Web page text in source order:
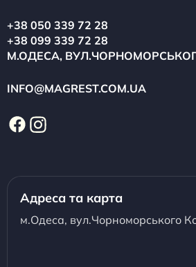
+38 050 339 72 28
+38 099 339 72 28
М.ОДЕСА,
INFO@MAGREST.COM.UA
Адреса та карта
м.Одеса, вул.Чорноморського